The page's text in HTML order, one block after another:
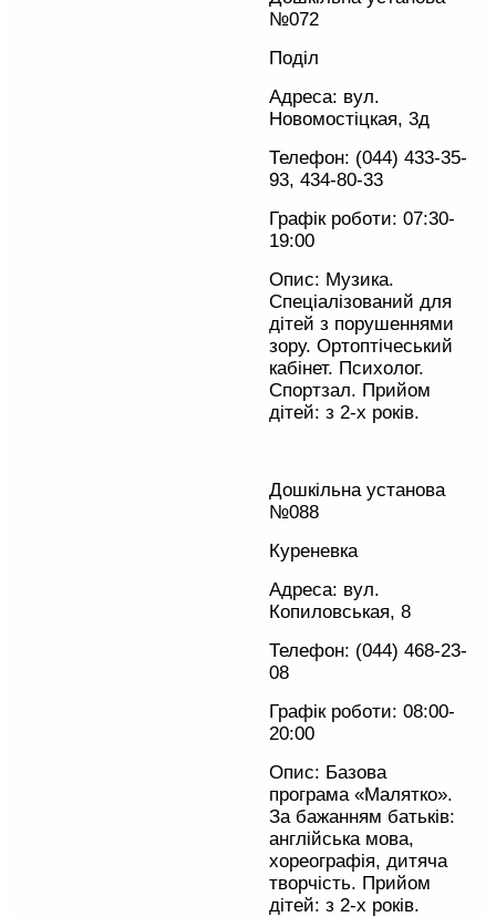
№072
Поділ
Адреса: вул.
Новомостіцкая, 3д
Телефон: (044) 433-35-
93, 434-80-33
Графік роботи: 07:30-
19:00
Опис: Музика.
Спеціалізований для
дітей з порушеннями
зору. Ортоптічеський
кабінет. Психолог.
Спортзал. Прийом
дітей: з 2-х років.
Дошкільна установа
№088
Куреневка
Адреса: вул.
Копиловськая, 8
Телефон: (044) 468-23-
08
Графік роботи: 08:00-
20:00
Опис: Базова
програма «Малятко».
За бажанням батьків:
англійська мова,
хореографія, дитяча
творчість. Прийом
дітей: з 2-х років.